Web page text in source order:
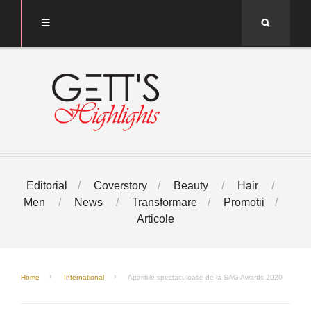
Editorial Coverstory Beauty
Hair
Men
News Transformare
Promotii
Articole
Home International Aparitiile spectaculoase de la SAG Awards 2020